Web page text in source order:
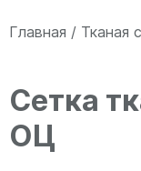
Главная Тканая
Сетка
ОЦ